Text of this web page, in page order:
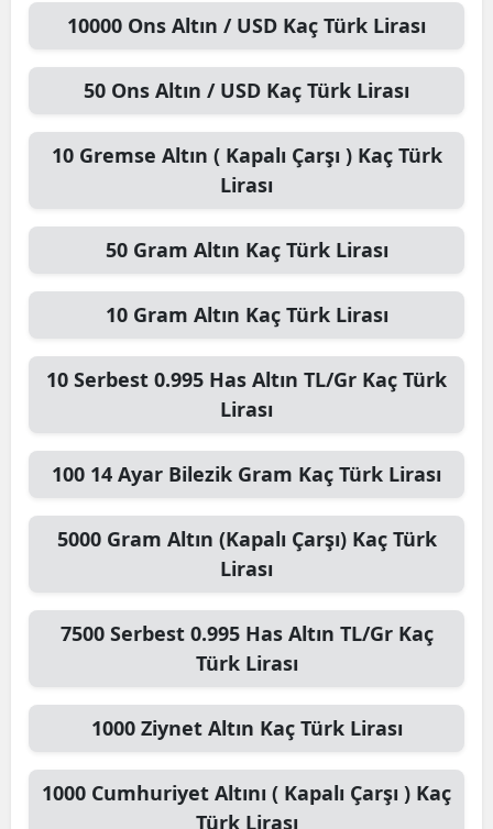
10000 Ons Altın / USD Kaç Türk Lirası
50 Ons Altın / USD Kaç Türk Lirası
10 Gremse Altın ( Kapalı Çarşı )Kaç Türk
Lirası
50 Gram Altın Kaç Türk Lirası
10 Gram Altın Kaç Türk Lirası
10 Serbest 0.995 Has Altın TL/Gr Kaç Türk
Lirası
100 14 Ayar Bilezik Gram Kaç Türk Lirası
5000 Gram Altın (Kapalı Çarşı)Kaç Türk
Lirası
7500 Serbest 0.995 Has Altın TL/GrKaç
Türk Lirası
1000 Ziynet Altın Kaç Türk Lirası
1000 Cumhuriyet Altını ( Kapalı Çarşı ) Kaç
Türk Lirası